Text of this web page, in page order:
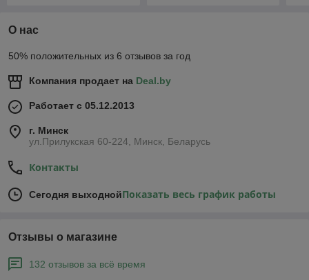
О нас
50% положительных из 6 отзывов за год
Компания продает на Deal.by
Работает с 05.12.2013
г. Минск
ул.Прилукская 60-224, Минск, Беларусь
Контакты
Сегодня выходнойПоказать весь график работы
Отзывы о магазине
132 отзывов за всё время